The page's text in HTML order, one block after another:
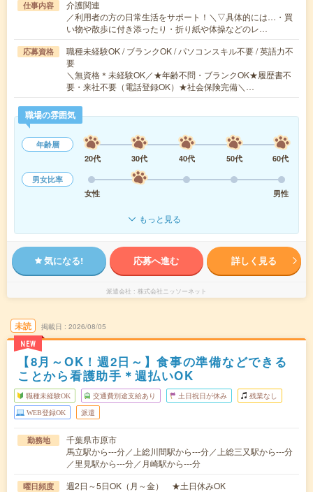
仕事内容
介護関連
／利用者の方の日常生活をサポート！＼▽具体的には…・買
い物や散歩に付き添ったり・折り紙や体操などのレ…
応募資格
職種未経験OK / ブランクOK / パソコンスキル不要 / 英語力不
要
＼無資格＊未経験OK／★年齢不問・ブランクOK★履歴書不
要・来社不要（電話登録OK）★社会保険完備＼…
職場の雰囲気
年齢層
20代
30代 40代 50代
60代
男女比率
女性
男性
もっと見る
気になる! 応募へ進む 詳しく見る
派遣会社 株式会社ニッソーネット
未読
NEW
掲載日 2026/08/05
【8月～OK！週2日～】食事の準備などできる
ことから看護助手＊週払いOK
職種未経験OK 交通費別途支給あり 土日祝日が休み 残業なし
WEB登録OK 派遣
勤務地
千葉県市原市
馬立駅から---分／上総川間駅から---分／上総三又駅から---分
／里見駅から---分／月崎駅から---分
曜日頻度 週2日～5日OK（月～金） ★土日休みOK